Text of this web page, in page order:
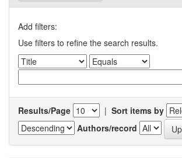
Add filters:
Use filters to refine the search results.
Results/Page | Sort items by
Authors/record